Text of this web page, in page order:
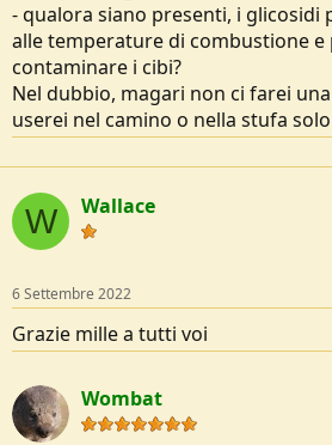
- qualora siano presenti, i glicosidi
alle temperature di combustione e
contaminare i cibi?
Nel dubbio, magari non ci farei
userei nel camino o nella stufa
W Wallace
6 Settembre 2022
Grazie mille a tutti voi
Wombat